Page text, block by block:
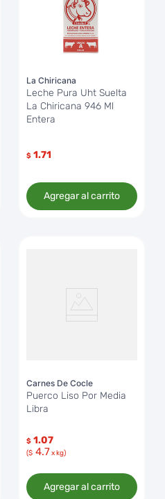
La Chiricana
Leche Pura Uht Suelta
La Chiricana 946 Ml
Entera
$ 1.71
Agregar al carrito
Carnes De Cocle
Puerco Liso Por Media
Libra
$ 1.07
($ 4.7x kg)
Agregar al carrito